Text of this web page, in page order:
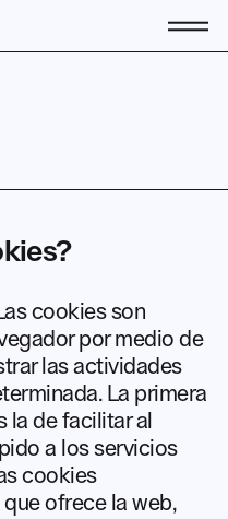
cookies son
por medio de
las actividades
La primera
la de facilitar al
a los servicios
cookies
ofrece la web,